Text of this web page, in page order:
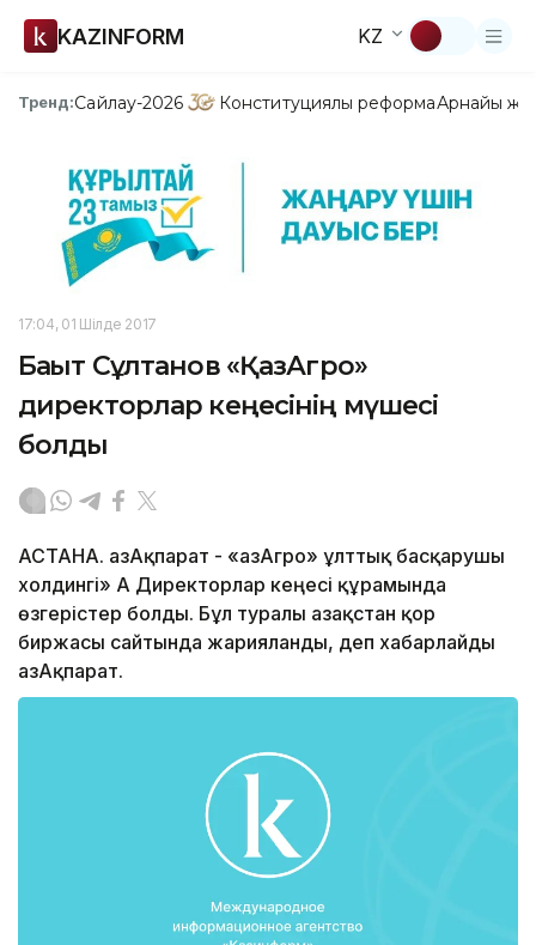
KAZINFORM KZ
Тренд:Сайлау-2026 Конституциялық реформаАрнайы
17:04, 01 Шілде 2017
Бақыт Сұлтанов «ҚазАгро»
директорлар кеңесінің мүшесі
болды
АСТАНА. ҚазАқпарат - «ҚазАгро» ұлттық басқарушы
холдингі» АҚ Директорлар кеңесі құрамында
өзгерістер болды. Бұл туралы Қазақстан қор
биржасы сайтында жарияланды, деп хабарлайды
ҚазАқпарат.